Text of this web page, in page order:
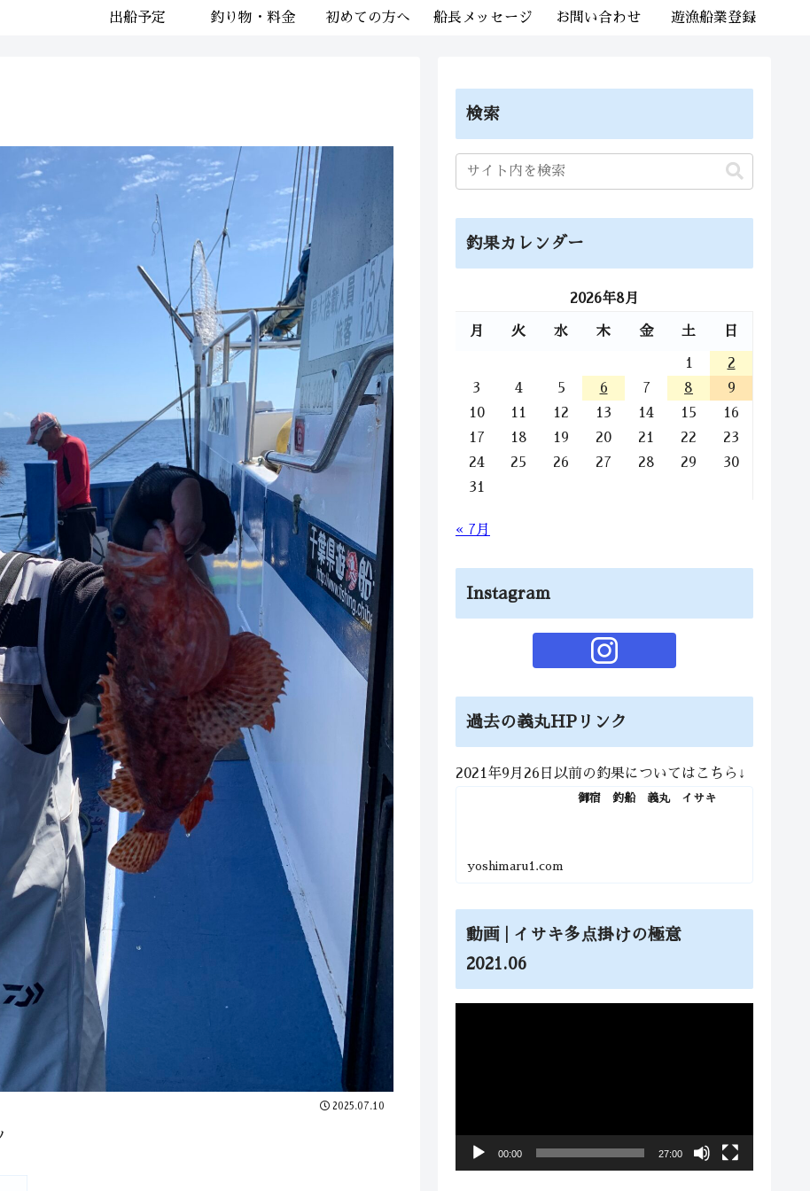
出船予定 釣り物・料金 初めての方へ 船長メッセージ お問い合わせ 遊漁船業登録
2025.07.10
検索
釣果カレンダー
2026年8月
月 火 水 木 金 土 日
1
2
3
4 5 6 7 8
9
10
11 12 13 14 15
16
17
18 19 20 21 22
23
24
25 26 27 28 29
30
31
« 7月
Instagram
過去の義丸HPリンク
2021年9月26日以前の釣果についてはこちら↓
御宿 釣船 義丸 イサキ
yoshimaru1.com
動画 | イサキ多点掛けの極意
2021.06
ヤ
00:00 27:00